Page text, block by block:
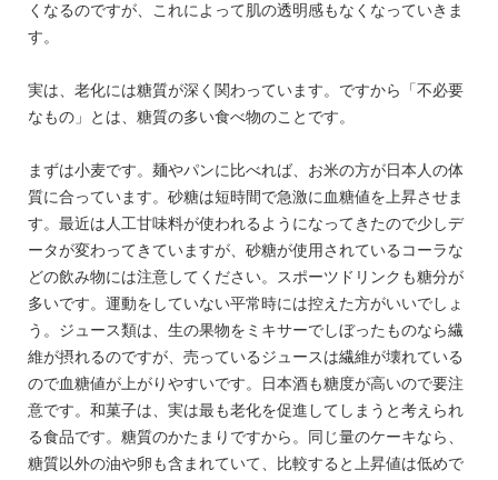
くなるのですが、これによって肌の透明感もなくなっていきま
す。
実は、老化には糖質が深く関わっています。ですから「不必要
なもの」とは、糖質の多い食べ物のことです。
まずは小麦です。麺やパンに比べれば、お米の方が日本人の体
質に合っています。砂糖は短時間で急激に血糖値を上昇させま
す。最近は人工甘味料が使われるようになってきたので少しデ
ータが変わってきていますが、砂糖が使用されているコーラな
どの飲み物には注意してください。スポーツドリンクも糖分が
多いです。運動をしていない平常時には控えた方がいいでしょ
う。ジュース類は、生の果物をミキサーでしぼったものなら繊
維が摂れるのですが、売っているジュースは繊維が壊れている
ので血糖値が上がりやすいです。日本酒も糖度が高いので要注
意です。和菓子は、実は最も老化を促進してしまうと考えられ
る食品です。糖質のかたまりですから。同じ量のケーキなら、
糖質以外の油や卵も含まれていて、比較すると上昇値は低めで